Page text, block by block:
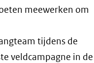
meewerken om
tijdens de
veldcampagne in de